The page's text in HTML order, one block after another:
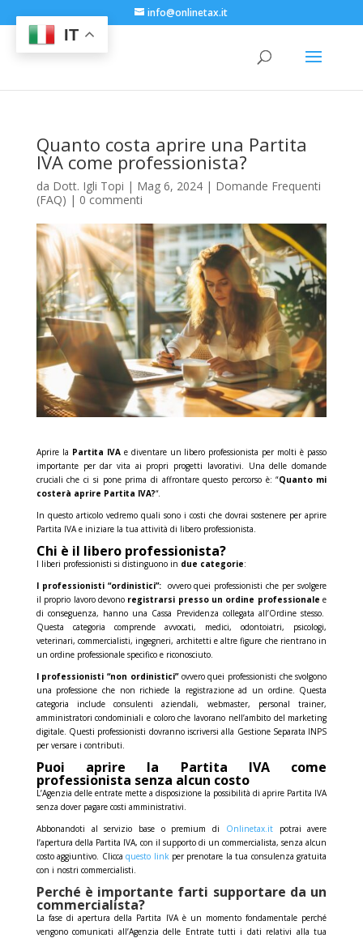
info@onlinetax.it
Quanto costa aprire una Partita
IVA come professionista?
da Dott. Igli Topi | Mag 6, 2024| Domande Frequenti
(FAQ) | 0 commenti
Aprire la Partita IVAe diventare un libero professionista per molti è passo
importante per dar vita ai propri progetti lavorativi. Una delle domande
cruciali che ci si pone prima di affrontare questo percorso è: “Quanto mi
costerà aprire Partita IVA?“.
In questo articolo vedremo quali sono i costi che dovrai sostenere per aprire
Partita IVA e iniziare la tua attività di libero professionista.
Chi è il libero professionista?
I liberi professionisti si distinguono in due categorie:
I professionisti “ordinistici”: ovvero quei professionisti che per svolgere
il proprio lavoro devono registrarsi presso un ordine professionale e
di conseguenza, hanno una Cassa Previdenza collegata all’Ordine stesso.
Questa categoria comprende avvocati, medici, odontoiatri, psicologi,
veterinari, commercialisti, ingegneri, architetti e altre figure che rientrano in
un ordine professionale specifico e riconosciuto.
I professionisti “non ordinistici” ovvero quei professionisti che svolgono
una professione che non richiede la registrazione ad un ordine. Questa
categoria include consulenti aziendali, webmaster, personal trainer,
amministratori condominiali e coloro che lavorano nell’ambito del marketing
digitale. Questi professionisti dovranno iscriversi alla Gestione Separata INPS
per versare i contributi.
Puoi aprire la Partita IVA come
professionista senza alcun costo
L’Agenzia delle entrate mette a disposizione la possibilità di aprire Partita IVA
senza dover pagare costi amministrativi.
Abbonandoti al servizio base o premium di
Onlinetax.it
potrai avere
l’apertura della Partita IVA, con il supporto di un commercialista, senza alcun
costo aggiuntivo. Clicca questo link per prenotare la tua consulenza gratuita
con i nostri commercialisti.
Perché è importante farti supportare da un
commercialista?
La fase di apertura della Partita IVA è un momento fondamentale perché
vengono comunicati all’Agenzia delle Entratetutti i dati relativi alla tua
IT